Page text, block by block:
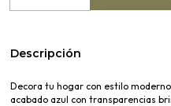
Descripción
Decora tu hogar con estilo
acabado azul con transparencias